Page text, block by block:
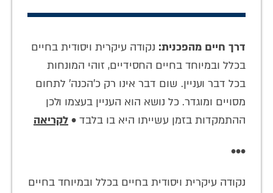
דרך חיים מהפכנית: נקודה עיקרית ויסודית בחיים
בכלל ובמיוחד בחיים החסידיים, זוהי המונחות
בכל דבר ועניין. שום דבר אינו רק כ'הכנה' לתחום
מסויים ומוגדר. כל נושא הוא העניין בעצמו ולכן
ההתמקדות בזמן עשייתו היא בו בלבד • לקריאה
•••
נקודה עיקרית ויסודית בחיים בכלל ובמיוחד בחיים